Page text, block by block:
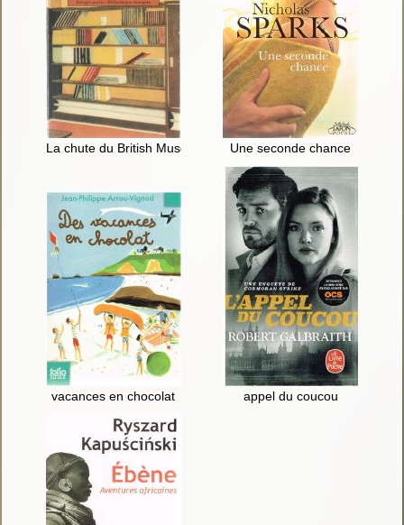
La chute du British Museum Une seconde chance
vacances en chocolat appel du coucou